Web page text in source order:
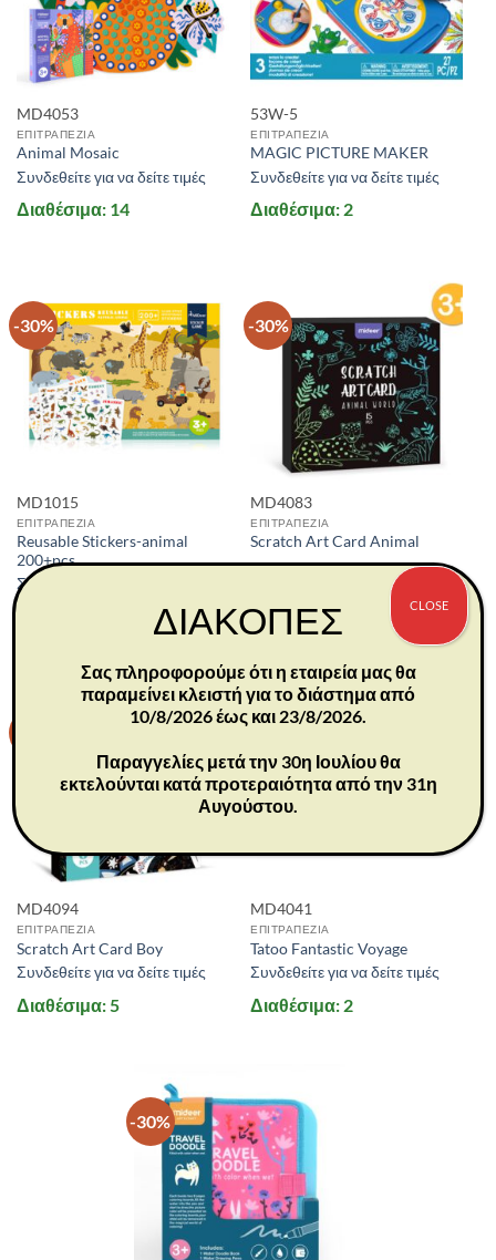
MD4053
ΕΠΙΤΡΑΠΕΖΙΑ
Animal Mosaic
Συνδεθείτε για να δείτε τιμές
Διαθέσιμα: 14
53W-5
ΕΠΙΤΡΑΠΕΖΙΑ
MAGIC PICTURE MAKER
Συνδεθείτε για να δείτε τιμές
Διαθέσιμα: 2
-30%
MD1015
ΕΠΙΤΡΑΠΕΖΙΑ
Reusable Stickers-animal
200+pcs
Συνδεθείτε για να δείτε τιμές
Διαθέσιμα: 1
-30%
MD4083
ΕΠΙΤΡΑΠΕΖΙΑ
Scratch Art Card Animal
Συνδεθείτε για να δείτε τιμές
Διαθέσιμα: 15
MD4094
ΕΠΙΤΡΑΠΕΖΙΑ
Scratch Art Card Boy
Συνδεθείτε για να δείτε τιμές
Διαθέσιμα: 5
-30%
MD4041
ΕΠΙΤΡΑΠΕΖΙΑ
Tatoo Fantastic Voyage
Συνδεθείτε για να δείτε τιμές
Διαθέσιμα: 2
-30%
ΔΙΑΚΟΠΕΣ
Σας πληροφορούμε ότι η εταιρεία μας θα
παραμείνει κλειστή για το διάστημα από
10/8/2026 έως και 23/8/2026.
Παραγγελίες μετά την 30η Ιουλίου θα
εκτελούνται κατά προτεραιότητα από την 31η
Αυγούστου.
CLOSE